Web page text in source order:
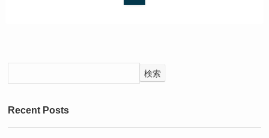
検索
Recent Posts